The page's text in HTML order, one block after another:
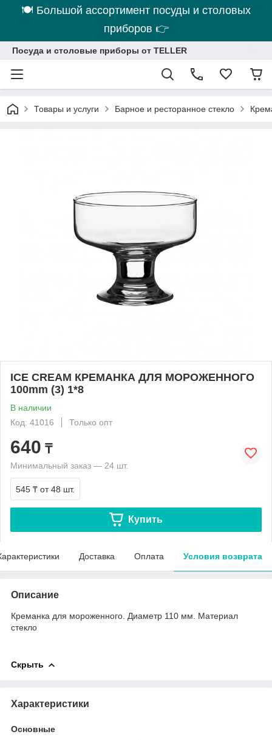
🍽 Большой ассортимент посуды и столовых
приборов 👉
Посуда и столовые приборы от TELLER
Товары и услуги Барное и ресторанное стекло
ICE CREAM КРЕМАНКА ДЛЯ МОРОЖЕННОГО
100mm (3) 1*8
В наличии
Код: 41016
Только опт
640 ₸
Минимальный заказ — 24 шт.
545 ₸ от 48 шт.
Купить
Доставка Оплата Условия возврата
Описание
Креманка для мороженного. Диаметр 110 мм. Материал
стекло
Скрыть
Характеристики
Основные